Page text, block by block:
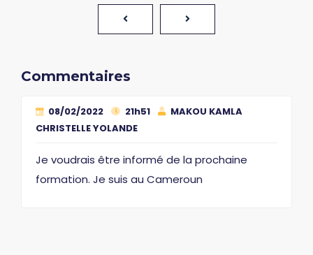
Commentaires
08/02/2022 21h51
MAKOU KAMLA
CHRISTELLE YOLANDE
Je voudrais être informé de la prochaine
formation. Je suis au Cameroun